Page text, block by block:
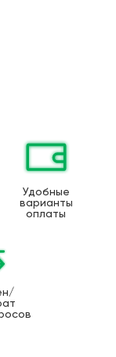
Удобные
варианты
оплаты